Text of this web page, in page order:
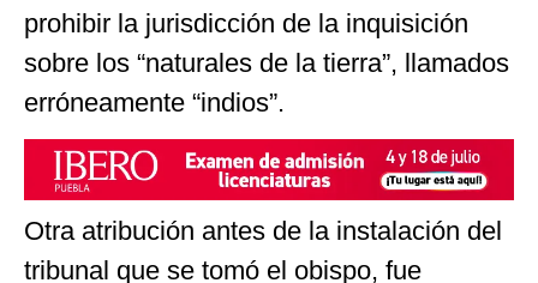
prohibir la jurisdicción de la inquisición
sobre los “naturales de la tierra”, llamados
erróneamente “indios”.
Otra atribución antes de la instalación del
tribunal que se tomó el obispo, fue